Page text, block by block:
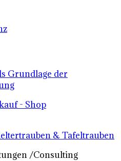
Grundlage der
- Shop
& Tafeltrauben
/Consulting